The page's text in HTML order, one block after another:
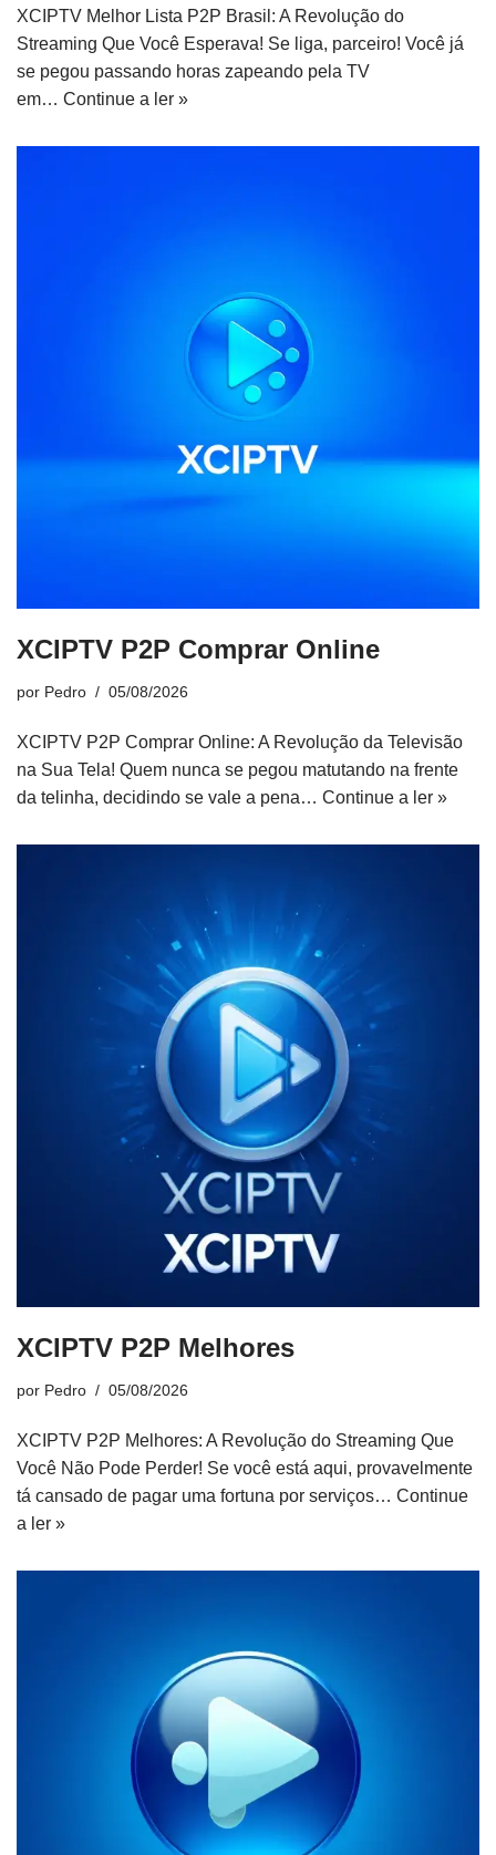
XCIPTV Melhor Lista P2P Brasil: A Revolução do
Streaming Que Você Esperava! Se liga, parceiro! Você já
se pegou passando horas zapeando pela TV
em… Continue a ler »
XCIPTV P2P Comprar Online
por Pedro 05/08/2026
XCIPTV P2P Comprar Online: A Revolução da Televisão
na Sua Tela! Quem nunca se pegou matutando na frente
da telinha, decidindo se vale a pena… Continue a ler »
XCIPTV P2P Melhores
por Pedro 05/08/2026
XCIPTV P2P Melhores: A Revolução do Streaming Que
Você Não Pode Perder! Se você está aqui, provavelmente
tá cansado de pagar uma fortuna por serviços… Continue
a ler »